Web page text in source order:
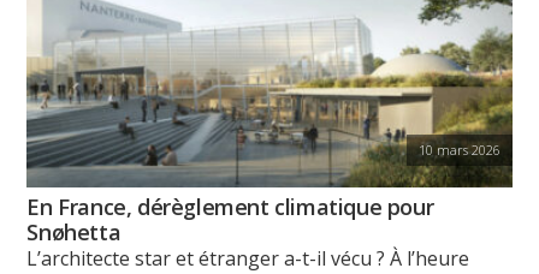
10 mars 2026
En France, dérèglement climatique pour
Snøhetta
L’architecte star et étranger a-t-il vécu ? À l’heure